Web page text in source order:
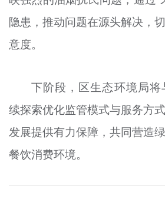
隐患，推动问题在源头解决，
意度。
下阶段，区生态环境局
续探索优化监管模式与服务方
发展提供有力保障，共同营造
餐饮消费环境。